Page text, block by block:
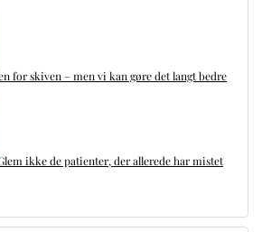
for skiven – men vi kan gøre det langt bedre
ikke de patienter, der allerede har mistet